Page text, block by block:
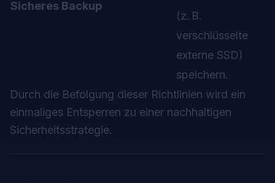
Sicheres Backup
(z. B.
verschlüsselte
externe SSD)
speichern.
Durch die Befolgung dieser Richtlinien wird ein
einmaliges Entsperren zu einer nachhaltigen
Sicherheitsstrategie.